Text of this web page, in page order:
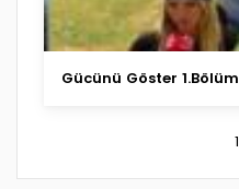
Gücünü Göster 1.Bölüm
1